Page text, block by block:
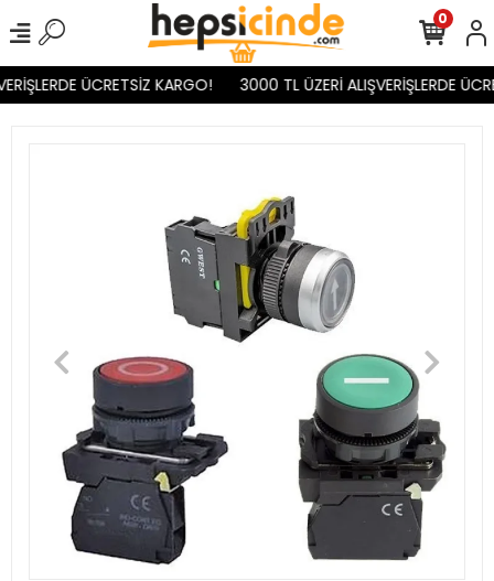
ÜCRETSİZ KARGO! 3000 TL ÜZERİ ALIŞVERİŞLERDE
0